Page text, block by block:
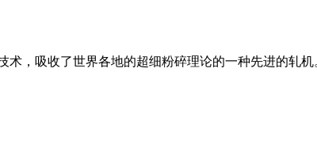
，吸收了世界各地的超细粉碎理论的一种先进的轧